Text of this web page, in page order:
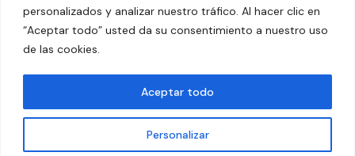
personalizados y analizar nuestro tráfico. Al hacer clic en
“Aceptar todo” usted da su consentimiento a nuestro uso
de las cookies.
Personalizar
Aceptar todo
Aviso legal
Política de Privacidad
Política de Cookies